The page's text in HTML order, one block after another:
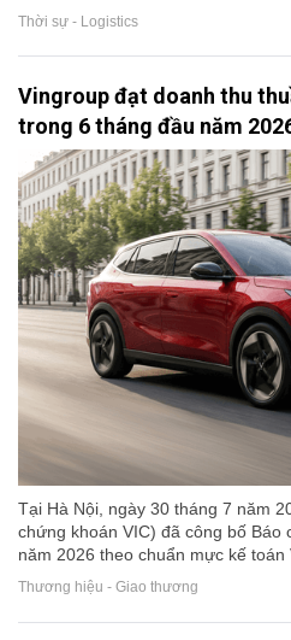
Thời sự - Logistics
Vingroup đạt doanh thu
trong 6 tháng đầu năm
Tại Hà Nội, ngày 30 tháng 7 năm
chứng khoán VIC) đã công bố Báo
năm 2026 theo chuẩn mực kế toán
Thương hiệu - Giao thương